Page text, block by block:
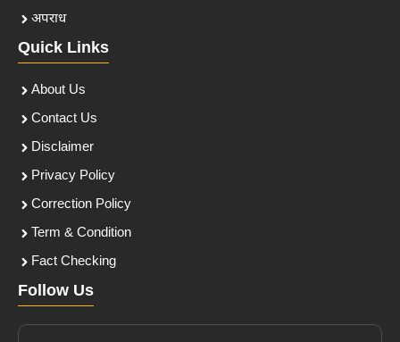
अपराध
Quick Links
About Us
Contact Us
Disclaimer
Privacy Policy
Correction Policy
Term & Condition
Fact Checking
Follow Us